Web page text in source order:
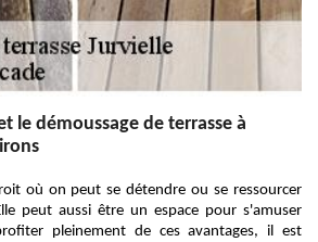
le démoussage de terrasse à
où on peut se détendre ou se ressourcer
peut aussi être un espace pour s'amuser
pleinement de ces avantages, il est